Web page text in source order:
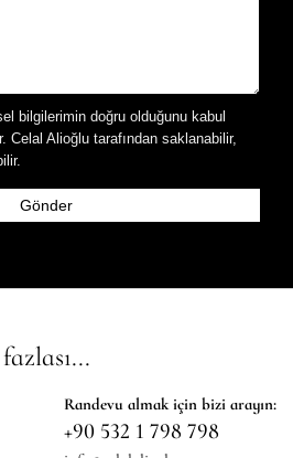
bilgilerimin doğru olduğunu kabul
Celal Alioğlu tarafından saklanabilir,
Randevu almak için bizi arayın:
+90 532 1 798 798